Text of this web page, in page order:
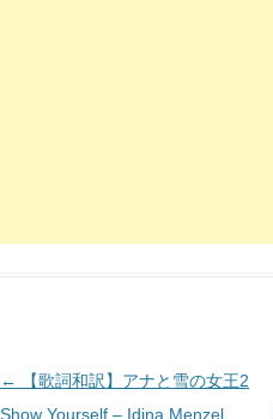
投
稿
←
【歌詞和訳】アナと雪の女王2
Show Yourself – Idina Menzel,